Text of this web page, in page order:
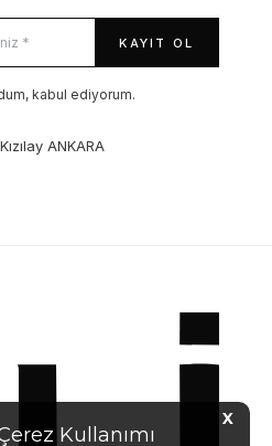
X
Kullanımı
KAYIT OL
kabul ediyorum.
ANKARA